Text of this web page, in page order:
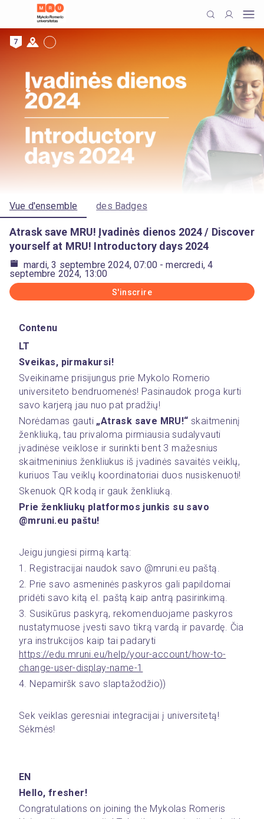
7
Vue d'ensemble des Badges
Atrask save MRU! Įvadinės dienos 2024 / Discover
yourself at MRU! Introductory days 2024
mardi, 3 septembre 2024, 07:00- mercredi, 4
septembre 2024, 13:00
S'inscrire
Contenu
LT
Sveikas, pirmakursi!
Sveikiname prisijungus prie Mykolo Romerio
universiteto bendruomenės! Pasinaudok proga kurti
savo karjerą jau nuo pat pradžių!
Norėdamas gauti „Atrask save MRU!“ skaitmeninį
ženkliuką, tau privaloma pirmiausia sudalyvauti
įvadinėse veiklose ir surinkti bent 3 mažesnius
skaitmeninius ženkliukus iš įvadinės savaitės veiklų,
kuriuos Tau veiklų koordinatoriai duos nusiskenuoti!
Skenuok QR kodą ir gauk ženkliuką.
Prie ženkliukų platformos junkis su savo
@mruni.eu paštu!
Jeigu jungiesi pirmą kartą:
1. Registracijai naudok savo @mruni.eu paštą.
2. Prie savo asmeninės paskyros gali papildomai
pridėti savo kitą el. paštą kaip antrą pasirinkimą.
3. Susikūrus paskyrą, rekomenduojame paskyros
nustatymuose įvesti savo tikrą vardą ir pavardę. Čia
https://edu.mruni.eu/help/your-account/how-to-
change-user-display-name-1
4. Nepamiršk savo slaptažodžio))
Sek veiklas geresniai integracijai į universitetą!
Sėkmės!
EN
Hello, fresher!
Congratulations on joining the Mykolas Romeris